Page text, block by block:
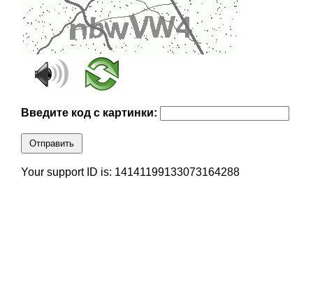
Введите код с картинки:
Отправить
Your support ID is: 14141199133073164288